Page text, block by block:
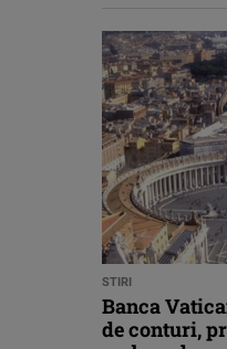
STIRI
Banca
de conturi,